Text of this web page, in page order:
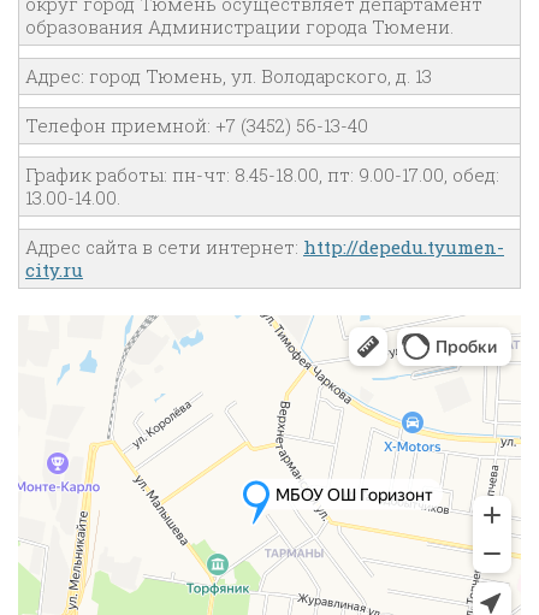
образования Администрации города Тюмени.
Адрес: город Тюмень, ул. Володарского, д. 13
Телефон приемной: +7 (3452) 56-13-40
График работы: пн-чт: 8.45-18.00, пт: 9.00-17.00, обед:
13.00-14.00.
Адрес сайта в сети интернет: http://depedu.tyumen-
city.ru